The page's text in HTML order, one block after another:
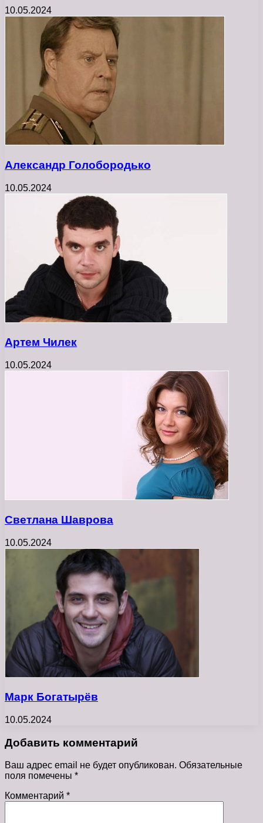
10.05.2024
Александр Голобородько
10.05.2024
Артем Чилек
10.05.2024
Светлана Шаврова
10.05.2024
Марк Богатырёв
10.05.2024
Добавить комментарий
Ваш адрес email не будет опубликован. Обязательные
поля помечены *
Комментарий *